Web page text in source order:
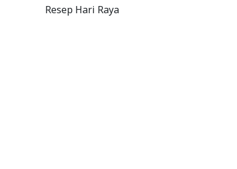
Resep Hari Raya